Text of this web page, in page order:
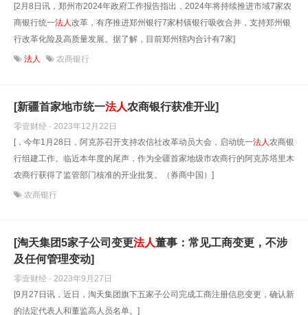
[2月8日讯，郑州市2024年政府工作报告指出，2024年将持续推进市域7家农
商银行统一法人改革，有序推进郑州银行7家村镇银行吸收合并，支持郑州银
行改革化险及高质量发展。据了解，目前郑州辖内合计有7家]
法人 农商银行
[新疆首家地市统一法人农商银行获准开业]
零壹财经 · 2023年12月22日
[，今年1月28日，阿克苏召开支持农信社改革动员大会，启动统一法人农商银
行组建工作。临近本年度的尾声，作为全疆首家地级市农商行的阿克苏塔里木
农商行获得了监管部门核准的开业批复。（券商中国）]
农商银行
[淘天集团5家子公司变更法人董事：常见工商变更，不涉
及任何管理变动]
零壹财经 · 2023年9月27日
[9月27日讯，近日，淘天集团旗下五家子公司完成工商注册信息变更，确认新
的法定代表人和董监高人员名单。]